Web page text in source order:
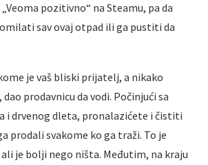
pozitivno“ na Steamu, pa da
sav ovaj otpad ili ga pustiti da
je vaš bliski prijatelj, a nikako
prodavnicu da vodi. Počinjući sa
i drvenog dleta, pronalazićete i čistiti
prodali svakome ko ga traži. To je
je bolji nego ništa. Međutim, na kraju